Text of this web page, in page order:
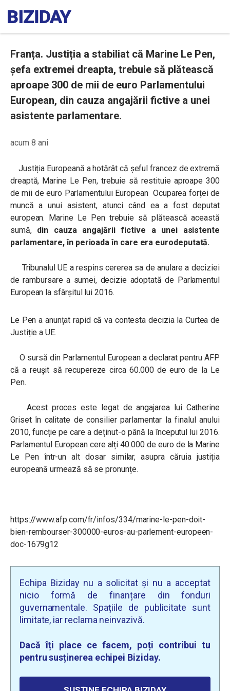
Franța. Justiția a stabiliat că Marine Le Pen,
șefa extremei dreapta, trebuie să plătească
aproape 300 de mii de euro Parlamentului
European, din cauza angajării fictive a unei
asistente parlamentare.
acum 8 ani
Justiția Europeană a hotărât că șeful francez de extremă
dreaptă, Marine Le Pen, trebuie să restituie aproape 300
de mii de euro Parlamentului European Ocuparea forței de
muncă a unui asistent, atunci când ea a fost deputat
european. Marine Le Pen trebuie să plătească această
sumă, din cauza angajării fictive a unei asistente
parlamentare, în perioada în care era eurodeputată.
Tribunalul UE a respins cererea sa de anulare a deciziei
de rambursare a sumei, decizie adoptată de Parlamentul
European la sfârșitul lui 2016.
Le Pen a anunțat rapid că va contesta decizia la Curtea de
Justiție a UE.
O sursă din Parlamentul European a declarat pentru AFP
că a reușit să recupereze circa 60.000 de euro de la Le
Pen.
Acest proces este legat de angajarea lui Catherine
Griset în calitate de consilier parlamentar la finalul anului
2010, funcție pe care a deținut-o până la începutul lui 2016.
Parlamentul European cere alți 40.000 de euro de la Marine
Le Pen într-un alt dosar similar, asupra căruia justiția
europeană urmează să se pronunțe.
https://www.afp.com/fr/infos/334/marine-le-pen-doit-
bien-rembourser-300000-euros-au-parlement-europeen-
doc-1679g12
Echipa Biziday nu a solicitat și nu a acceptat
nicio formă de finanțare din fonduri
guvernamentale. Spațiile de publicitate sunt
limitate, iar reclama neinvazivă.
Dacă îți place ce facem, poți contribui tu
pentru susținerea echipei Biziday.